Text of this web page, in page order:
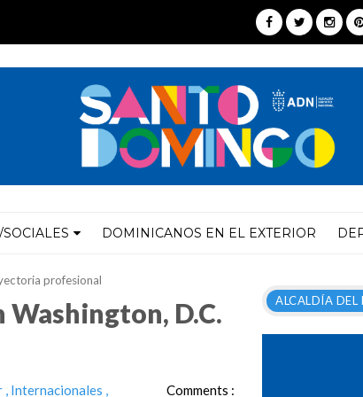
DOMINICANOS EN EL EXTERIOR
profesional
D.C.
Internacionales Comments :
ALCALDÍA DEL